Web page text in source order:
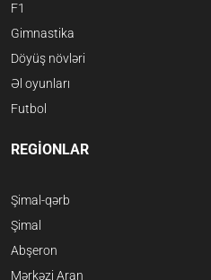
F1
Gimnastika
Döyüş növləri
Əl oyunları
Futbol
REGİONLAR
Şimal-qərb
Şimal
Abşeron
Mərkəzi Aran